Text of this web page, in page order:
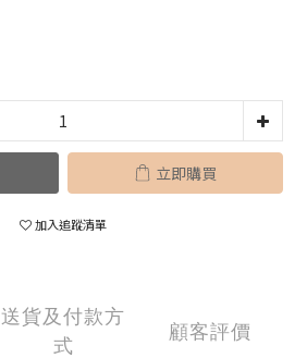
立即購買
加入追蹤清單
送貨及付款方
式
顧客評價